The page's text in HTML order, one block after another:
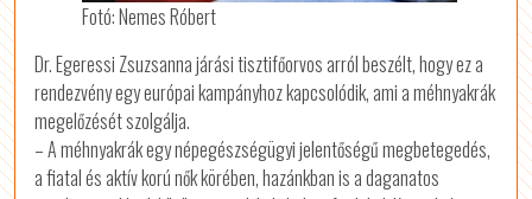
Fotó: Nemes Róbert
Dr. Egeressi Zsuzsanna járási tisztifőorvos arról beszélt, hogy ez a
rendezvény egy európai kampányhoz kapcsolódik, ami a méhnyakrák
megelőzését szolgálja.
– A méhnyakrák egy népegészségügyi jelentőségű megbetegedés,
a fiatal és aktív korú nők körében, hazánkban is a daganatos